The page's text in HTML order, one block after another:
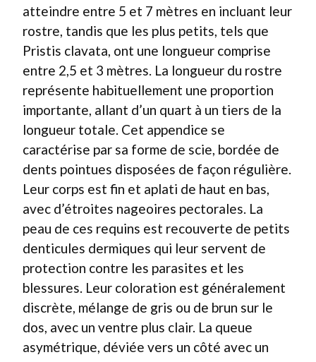
atteindre entre 5 et 7 mètres en incluant leur
rostre, tandis que les plus petits, tels que
Pristis clavata, ont une longueur comprise
entre 2,5 et 3 mètres. La longueur du rostre
représente habituellement une proportion
importante, allant d’un quart à un tiers de la
longueur totale. Cet appendice se
caractérise par sa forme de scie, bordée de
dents pointues disposées de façon régulière.
Leur corps est fin et aplati de haut en bas,
avec d’étroites nageoires pectorales. La
peau de ces requins est recouverte de petits
denticules dermiques qui leur servent de
protection contre les parasites et les
blessures. Leur coloration est généralement
discrète, mélange de gris ou de brun sur le
dos, avec un ventre plus clair. La queue
asymétrique, déviée vers un côté avec un